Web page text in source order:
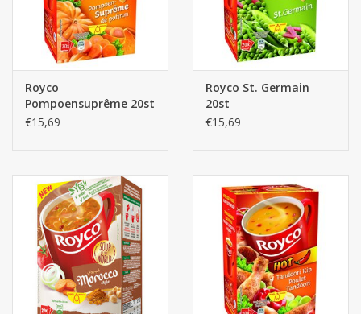
Royco
Pompoensuprême 20st
€15,69
Royco St. Germain
20st
€15,69